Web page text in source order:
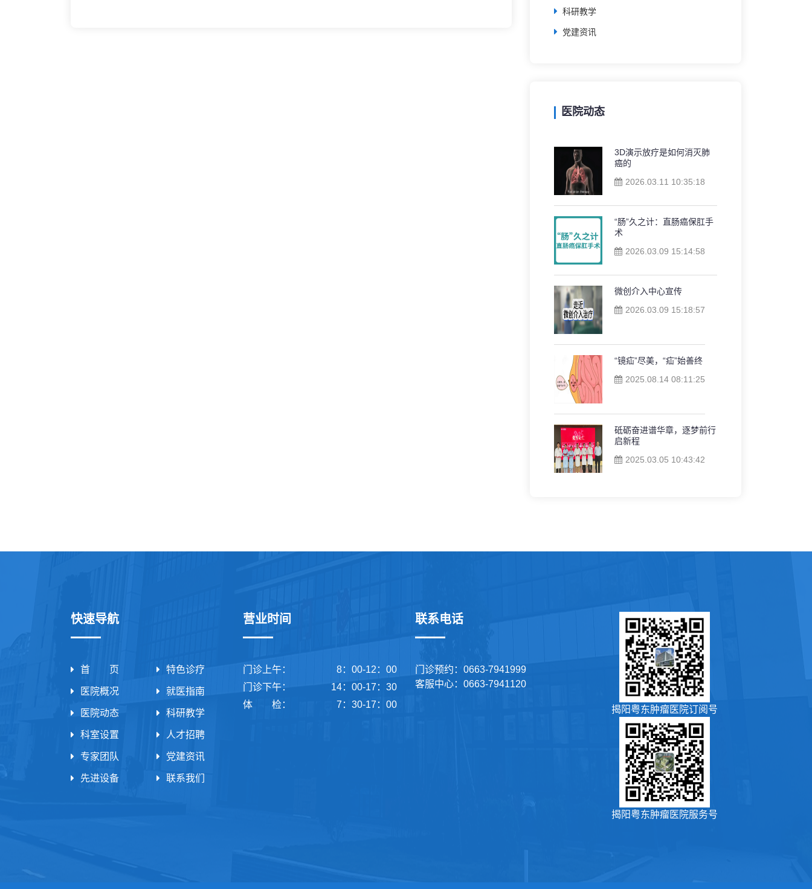
科研教学
党建资讯
医院动态
3D演示放疗是如何消灭肺
癌的
2026.03.11 10:35:18
“肠”久之计：直肠癌保肛手
术
2026.03.09 15:14:58
微创介入中心宣传
2026.03.09 15:18:57
“镜疝”尽美，“疝”始善终
2025.08.14 08:11:25
砥砺奋进谱华章，逐梦前行
启新程
2025.03.05 10:43:42
快速导航
首 页
医院概况
医院动态
科室设置
专家团队
先进设备
特色诊疗
就医指南
科研教学
人才招聘
党建资讯
联系我们
营业时间
门诊上午：
8：00-12：00
门诊下午：
14：00-17：30
体 检：
7：30-17：00
联系电话
门诊预约：0663-7941999
客服中心：0663-7941120
揭阳粤东肿瘤医院订阅号
揭阳粤东肿瘤医院服务号